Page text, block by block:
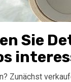
Sie
Zunächst